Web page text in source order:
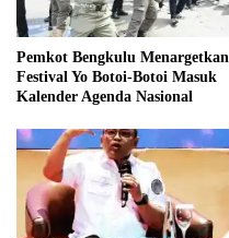
Pemkot Bengkulu Menargetkan
Festival Yo Botoi-Botoi Masuk
Kalender Agenda Nasional